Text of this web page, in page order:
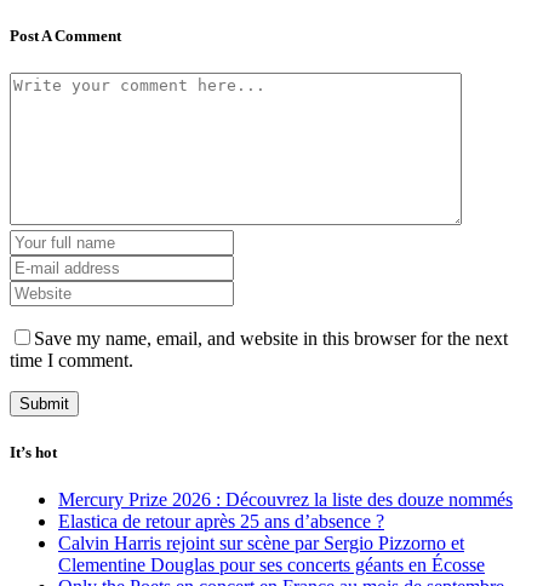
Post A Comment
Save my name, email, and website in this browser for the next
time I comment.
It’s hot
Mercury Prize 2026 : Découvrez la liste des douze nommés
Elastica de retour après 25 ans d’absence ?
Calvin Harris rejoint sur scène par Sergio Pizzorno et
Clementine Douglas pour ses concerts géants en Écosse